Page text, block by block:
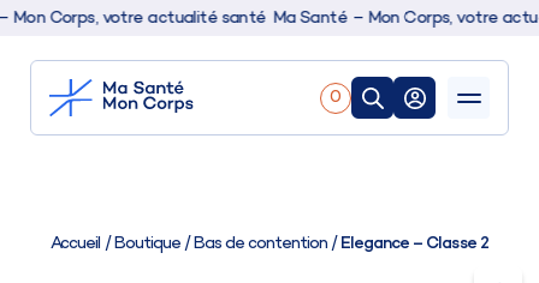
Corps, votre actualité santé Ma Santé – Mon Corps, votre
0
Boutique
Accueil /Boutique/Bas de contention/Elegance – Classe 2